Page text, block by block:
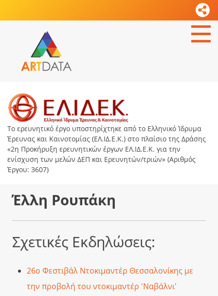
Το ερευνητικό έργο υποστηρίχτηκε από το Ελληνικό Ίδρυμα
Έρευνας και Καινοτομίας (ΕΛ.ΙΔ.Ε.Κ.) στο πλαίσιο της Δράσης
«2η Προκήρυξη ερευνητικών έργων ΕΛ.ΙΔ.Ε.Κ. για την
ενίσχυση των μελών ΔΕΠ και Ερευνητών/τριών» (Αριθμός
Έργου: 3607)
Έλλη Ρουπάκη
Σχετικές Εκδηλώσεις:
26ο Φεστιβάλ Ντοκιμαντέρ Θεσσαλονίκης με
την προβολή του ντοκιμαντέρ 'Ναβάλνι'